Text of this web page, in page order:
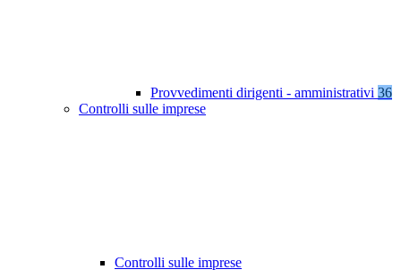
Provvedimenti dirigenti - amministrativi 36
Controlli sulle imprese
Controlli sulle imprese